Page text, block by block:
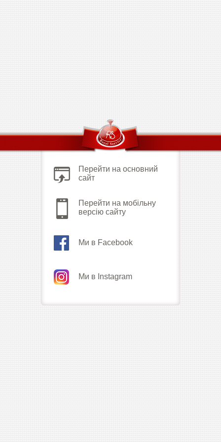
Перейти на основний
сайт
Перейти на мобільну
версію сайту
Ми в Facebook
Ми в Instagram